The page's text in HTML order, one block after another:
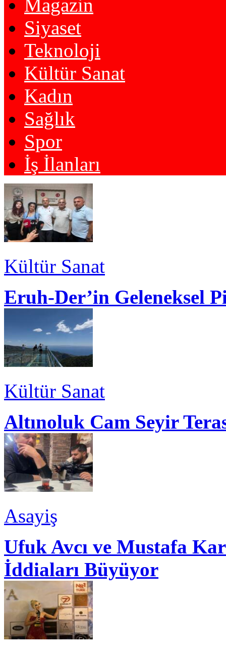
Magazin
Siyaset
Teknoloji
Kültür Sanat
Kadın
Sağlık
Spor
İş İlanları
Kültür Sanat
Eruh-Der’in Geleneksel
Kültür Sanat
Altınoluk Cam Seyir
Asayiş
Ufuk Avcı ve Mustafa
İddiaları Büyüyor